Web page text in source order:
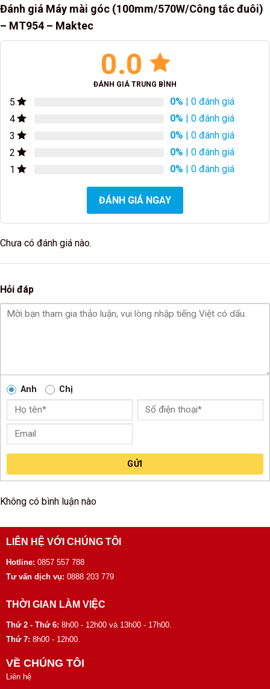
Đánh giá Máy mài góc (100mm/570W/Công tắc đuôi)
– MT954 – Maktec
0.0
ĐÁNH GIÁ TRUNG BÌNH
5 0% | 0 đánh giá
4
0% | 0 đánh giá
3
0% | 0 đánh giá
2
0% | 0 đánh giá
1
0% | 0 đánh giá
ĐÁNH GIÁ NGAY
Chưa có đánh giá nào.
Hỏi đáp
Anh Chị
GỬI
Không có bình luận nào
LIÊN HỆ VỚI CHÚNG TÔI
Hotline: 0857 557 788
Tư vấn dịch vụ: 0888 203 779
THỜI GIAN LÀM VIỆC
Thứ 2 - Thứ 6: 8h00 - 12h00 và 13h00 - 17h00.
Thứ 7: 8h00 - 12h00.
VỀ CHÚNG TÔI
Liên hệ